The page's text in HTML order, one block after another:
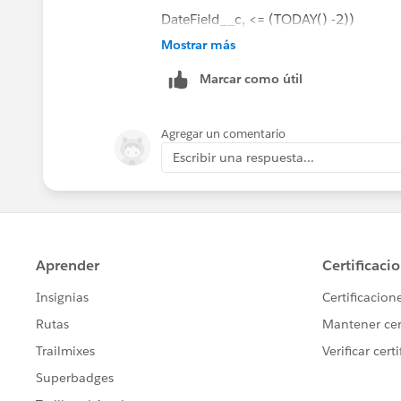
DateField__c, <= (TODAY() -2))
record anymore in the future unless
Mostrar más
Marcar como útil
Agregar un comentario
Escribir una respuesta...